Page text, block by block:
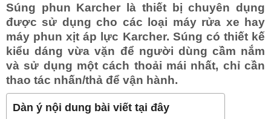
Súng phun Karcher là thiết bị chuyên dụng
được sử dụng cho các loại máy rửa xe hay
máy phun xịt áp lực Karcher. Súng có thiết kế
kiểu dáng vừa vặn để người dùng cầm nắm
và sử dụng một cách thoải mái nhất, chỉ cần
thao tác nhấn/thả để vận hành.
Dàn ý nội dung bài viết tại đây